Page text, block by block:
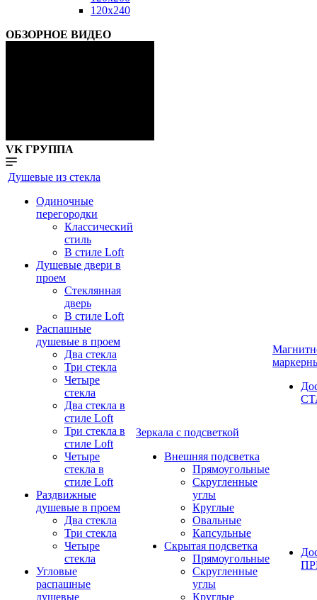
120x240
ОБЗОРНОЕ ВИДЕО
VK ГРУППА
Душевые из стекла
Одиночные
перегородки
Классический
стиль
В стиле Loft
Душевые двери в
проем
Стеклянная
дверь
В стиле Loft
Распашные
душевые в проем
Два стекла
Три стекла
Четыре
стекла
Два стекла в
стиле Loft
Три стекла в
стиле Loft
Четыре
стекла в
стиле Loft
Раздвижные
душевые в проем
Два стекла
Три стекла
Четыре
стекла
Угловые
распашные
душевые
Зеркала с подсветкой
Внешняя подсветка
Прямоугольные
Скругленные
углы
Круглые
Овальные
Капсульные
Скрытая подсветка
Прямоугольные
Скругленные
углы
Круглые